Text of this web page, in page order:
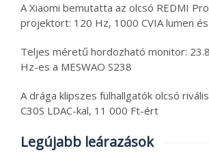
A Xiaomi bemutatta az olcsó REDMI
projektort: 120 Hz, 1000 CVIA lumen
Teljes méretű hordozható monitor:
Hz-es a MESWAO S238
A drága klipszes fülhallgatók olcsó
C30S LDAC-kal, 11 000 Ft-ért
Legújabb leárazások